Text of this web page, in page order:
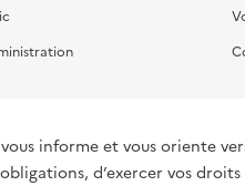
informe et vous oriente
d’exercer vos